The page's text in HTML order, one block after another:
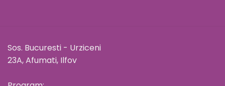
Sos. Bucuresti - Urziceni
23A, Afumati, Ilfov